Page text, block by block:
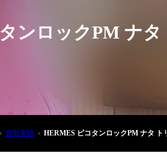
ンロックPM ナ
買取実績 HERMES ピコタンロックPM ナタ